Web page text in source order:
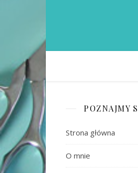
POZNAJMY
Strona główna
O mnie